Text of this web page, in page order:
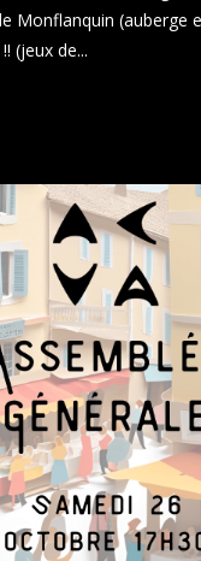
Monflanquin (auberge
(jeux de...